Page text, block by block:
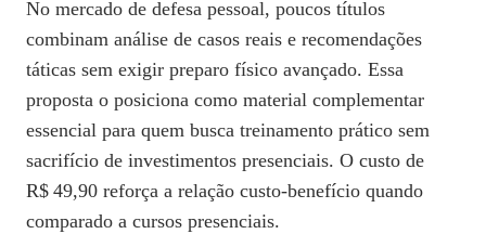
No mercado de defesa pessoal, poucos títulos
combinam análise de casos reais e recomendações
táticas sem exigir preparo físico avançado. Essa
proposta o posiciona como material complementar
essencial para quem busca treinamento prático sem
sacrifício de investimentos presenciais. O custo de
R$ 49,90 reforça a relação custo‑benefício quando
comparado a cursos presenciais.